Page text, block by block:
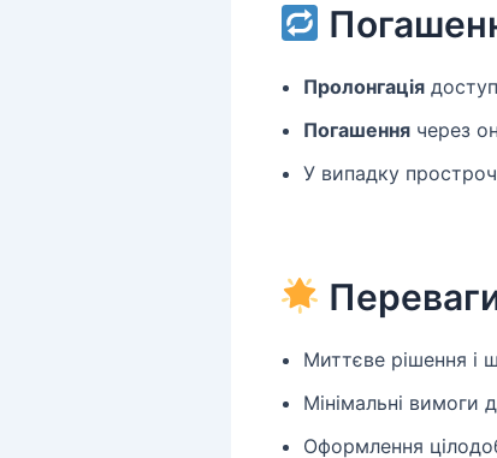
Пролонгація
Погашення через
У випадку
Миттєве рішення і
Мінімальні вимоги
Оформлення